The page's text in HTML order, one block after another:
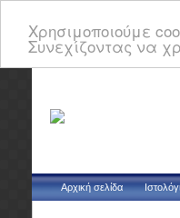
Χρησιμοποιούμε
Συνεχίζοντας να
Αρχική σελίδα